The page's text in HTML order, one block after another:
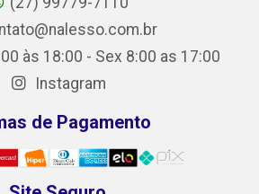
às 18:00 - Sex 8:00 as 17:00
Instagram
de Pagamento